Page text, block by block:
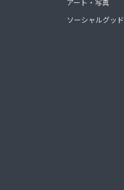
ソーシャルグッド